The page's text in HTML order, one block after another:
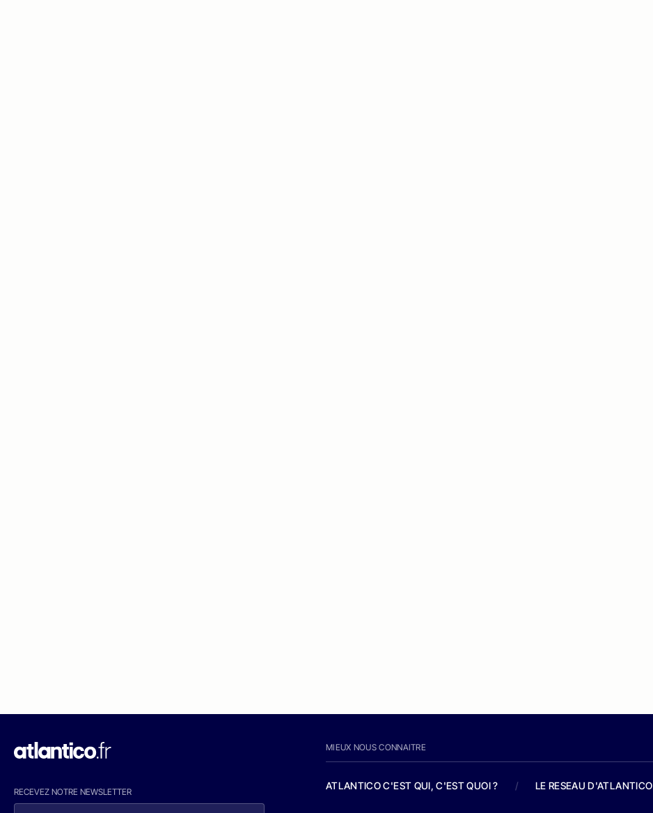
RECEVEZ NOTRE NEWSLETTER
MIEUX NOUS CONNAITRE
ATLANTICO C'EST QUI, C'EST QUOI ? / LE RESEAU D'ATLANTICO